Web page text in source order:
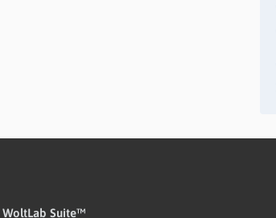
WoltLab Suite™